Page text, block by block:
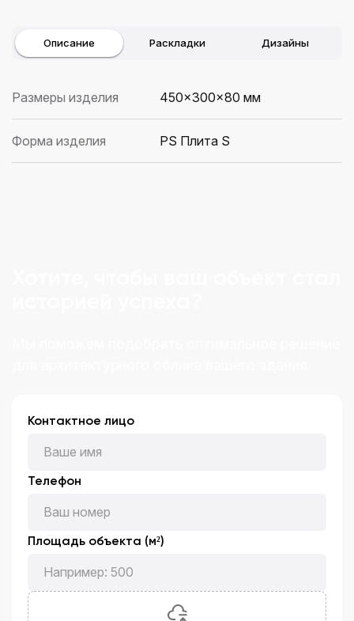
Описание Раскладки Дизайны
Размеры изделия 450×300x80 мм
Форма изделия PS Плита S
Контактное лицо
Телефон
Площадь объекта (м²)